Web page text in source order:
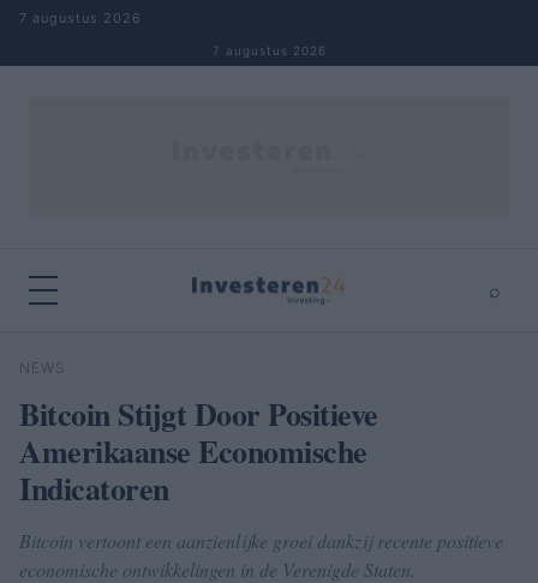
Naar inhoud springen
7 augustus 2026
7 augustus 2026
⌕
Zoeken
NEWS
Bitcoin Stijgt Door Positieve
Amerikaanse Economische
Indicatoren
Bitcoin vertoont een aanzienlijke groei dankzij recente positieve
economische ontwikkelingen in de Verenigde Staten.